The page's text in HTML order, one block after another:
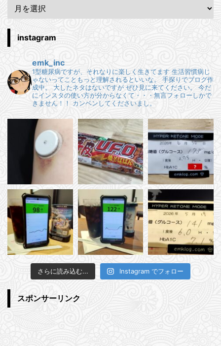
instagram
emk_inc
1型糖尿病ですが、それなりに楽しく生きてます 生活習慣病じ
ゃないってこともっと理解されるといいな。
手探りでブログ作
成中。
大したネタはないですが ぜひ見に来てください。
今だ
にインスタの使い方が分からなくて・・・無言フォローしかで
きません！！
カンベンしてくださいまし。
さらに読み込む... Instagram でフォロー
スポンサーリンク